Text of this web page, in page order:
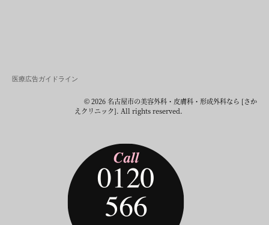
医療広告ガイドライン
© 2026 名古屋市の美容外科・皮膚科・形成外科なら [さか
えクリニック]. All rights reserved.